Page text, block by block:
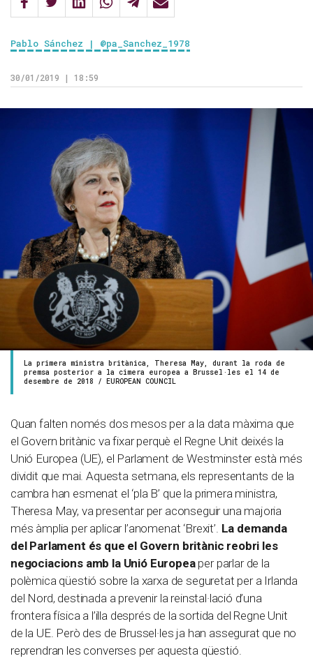
Pablo Sánchez | @pa_Sanchez_1978
30/01/2019 | 18:59
La primera ministra britànica, Theresa May, durant la roda de
premsa posterior a la cimera europea a Brussel·les el 14 de
desembre de 2018 / EUROPEAN COUNCIL
Quan falten només dos mesos per a la data màxima que
el Govern britànic va fixar perquè el Regne Unit deixés la
Unió Europea (UE), el Parlament de Westminster està més
dividit que mai. Aquesta setmana, els representants de la
cambra han esmenat el ‘pla B’ que la primera ministra,
Theresa May, va presentar per aconseguir una majoria
més àmplia per aplicar l’anomenat ‘Brexit’. La demanda
del Parlament és que el Govern britànic reobri les
negociacions amb la Unió Europeaper parlar de la
polèmica qüestió sobre la xarxa de seguretat per a Irlanda
del Nord, destinada a prevenir la reinstal·lació d’una
frontera física a l’illa després de la sortida del Regne Unit
de la UE. Però des de Brussel·les ja han assegurat que no
reprendran les converses per aquesta qüestió.